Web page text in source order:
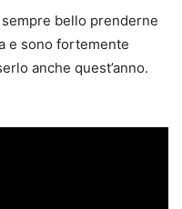
bello prenderne
e sono fortemente
anche quest’anno.